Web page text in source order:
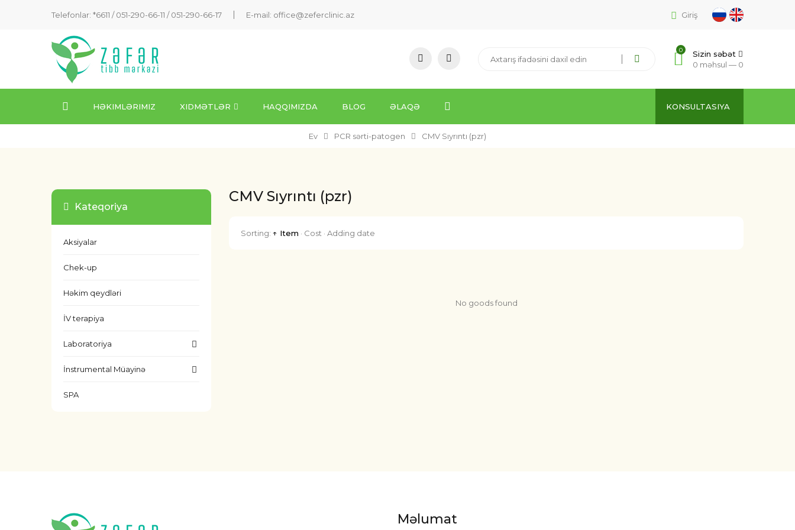
Telefonlar: *6611 /051-290-66-11 /051-290-66-17 E-mail: office@zeferclinic.az Giriş
0
Sizin səbət
0 məhsul — 0
HƏKIMLƏRIMIZ XIDMƏTLƏR HAQQIMIZDA BLOG ƏLAQƏ KONSULTASIYA
Ev PCR sərti-patogen CMV Sıyrıntı (pzr)
CMV Sıyrıntı (pzr)
Sorting:↑ Item · Cost ·Adding date
No goods found
Kateqoriya
Aksiyalar
Chek-up
Həkim qeydləri
İV terapiya
Laboratoriya
İnstrumental Müayinə
SPA
Məlumat